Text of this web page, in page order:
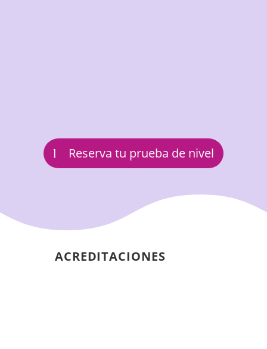
Reserva tu prueba de nivel
ACREDITACIONES